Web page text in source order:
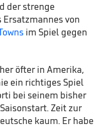
der strenge
von
im Spiel gegen
öfter in Amerika,
ein richtiges Spiel
bei seinem bisher
Zeit zur
kaum. Er habe